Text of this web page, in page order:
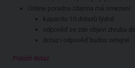
Online poradna zdarma má omezení:
kapacitu 10 dotazů týdně
odpověď se zde objeví zhruba
dotaz i odpověď budou veřejné
Položit dotaz